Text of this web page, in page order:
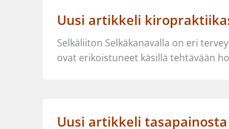
Uusi artikkeli
Selkäliiton Selkäkanavalla on eri
ovat erikoistuneet käsillä tehtävään
Uusi artikkeli